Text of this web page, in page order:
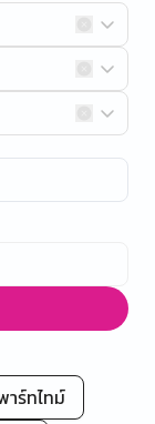
าร์ทไทม์